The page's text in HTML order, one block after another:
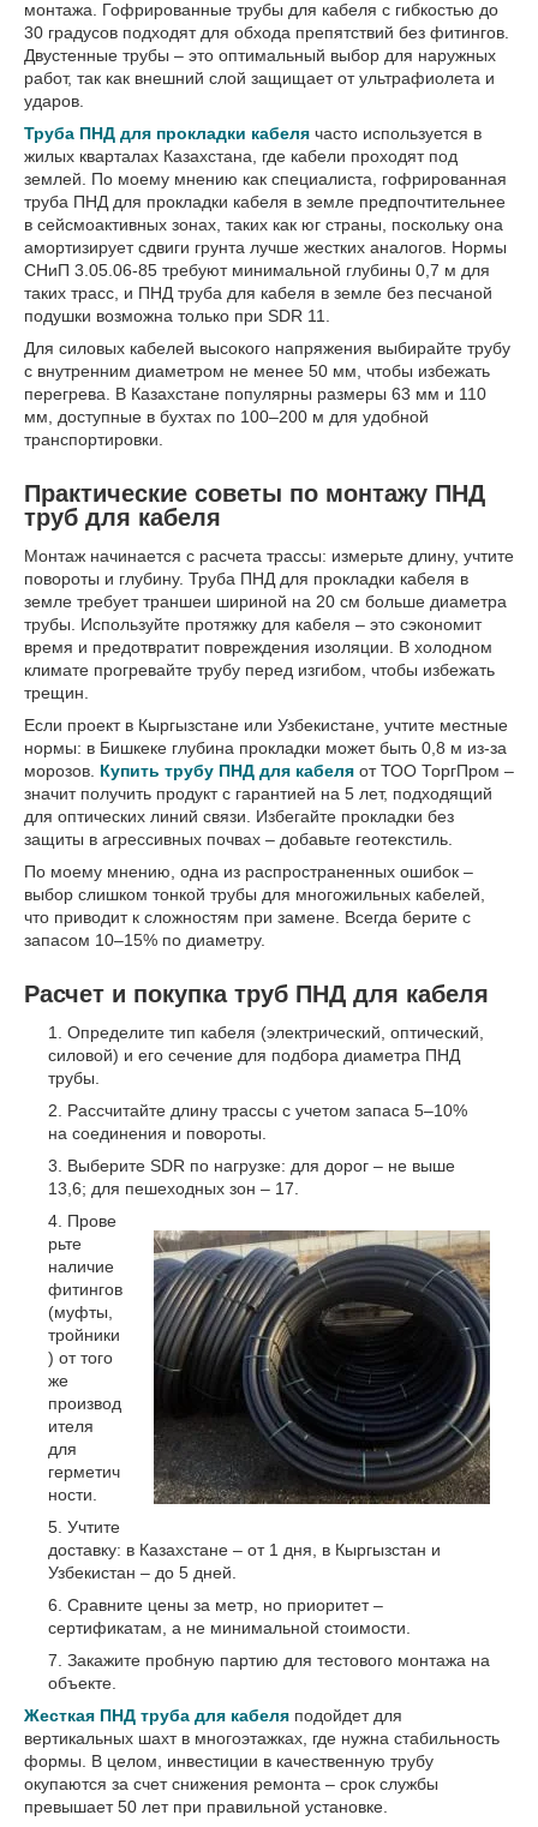
монтажа. Гофрированные трубы для кабеля с гибкостью до
30 градусов подходят для обхода препятствий без фитингов.
Двустенные трубы – это оптимальный выбор для наружных
работ, так как внешний слой защищает от ультрафиолета и
ударов.
Труба ПНД для прокладки кабеля часто используется в
жилых кварталах Казахстана, где кабели проходят под
землей. По моему мнению как специалиста, гофрированная
труба ПНД для прокладки кабеля в земле предпочтительнее
в сейсмоактивных зонах, таких как юг страны, поскольку она
амортизирует сдвиги грунта лучше жестких аналогов. Нормы
СНиП 3.05.06-85 требуют минимальной глубины 0,7 м для
таких трасс, и ПНД труба для кабеля в земле без песчаной
подушки возможна только при SDR 11.
Для силовых кабелей высокого напряжения выбирайте трубу
с внутренним диаметром не менее 50 мм, чтобы избежать
перегрева. В Казахстане популярны размеры 63 мм и 110
мм, доступные в бухтах по 100–200 м для удобной
транспортировки.
Практические советы по монтажу ПНД
труб для кабеля
Монтаж начинается с расчета трассы: измерьте длину, учтите
повороты и глубину. Труба ПНД для прокладки кабеля в
земле требует траншеи шириной на 20 см больше диаметра
трубы. Используйте протяжку для кабеля – это сэкономит
время и предотвратит повреждения изоляции. В холодном
климате прогревайте трубу перед изгибом, чтобы избежать
трещин.
Если проект в Кыргызстане или Узбекистане, учтите местные
нормы: в Бишкеке глубина прокладки может быть 0,8 м из-за
морозов. Купить трубу ПНД для кабеля от ТОО ТоргПром –
значит получить продукт с гарантией на 5 лет, подходящий
для оптических линий связи. Избегайте прокладки без
защиты в агрессивных почвах – добавьте геотекстиль.
По моему мнению, одна из распространенных ошибок –
выбор слишком тонкой трубы для многожильных кабелей,
что приводит к сложностям при замене. Всегда берите с
запасом 10–15% по диаметру.
Расчет и покупка труб ПНД для кабеля
Определите тип кабеля (электрический, оптический,
силовой) и его сечение для подбора диаметра ПНД
трубы.
Рассчитайте длину трассы с учетом запаса 5–10%
на соединения и повороты.
Выберите SDR по нагрузке: для дорог – не выше
13,6; для пешеходных зон – 17.
Прове
рьте
наличие
фитингов
(муфты,
тройники
) от того
же
производ
ителя
для
герметич
ности.
Учтите
доставку: в Казахстане – от 1 дня, в Кыргызстан и
Узбекистан – до 5 дней.
Сравните цены за метр, но приоритет –
сертификатам, а не минимальной стоимости.
Закажите пробную партию для тестового монтажа на
объекте.
Жесткая ПНД труба для кабеля подойдет для
вертикальных шахт в многоэтажках, где нужна стабильность
формы. В целом, инвестиции в качественную трубу
окупаются за счет снижения ремонта – срок службы
превышает 50 лет при правильной установке.